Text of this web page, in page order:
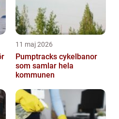
11 maj 2026
Pumptracks cykelbanor
som samlar hela
kommunen